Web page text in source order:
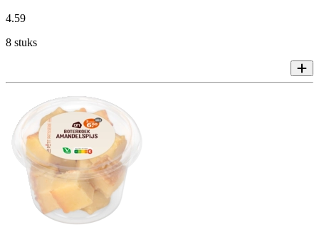
4.59
8 stuks